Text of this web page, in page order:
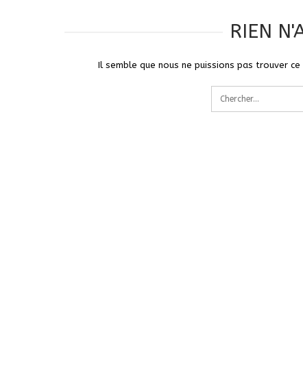
RIEN
Il semble que nous ne puissions pas trouver